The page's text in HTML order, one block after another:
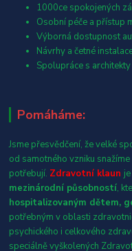
1000ce spokojených
Osobní péče a přístup
Výborná dostupnost
Návrhy a četné
Spolupráce s
Pomáháme:
Jsme přesvědčení, že velké
od samotného vzniku
potřebují. Zdravotní klaun je
mezinárodní působností,
hospitalizovaným dětem,
potřebným v oblasti
psychického i celkového
speciálně vyškolených